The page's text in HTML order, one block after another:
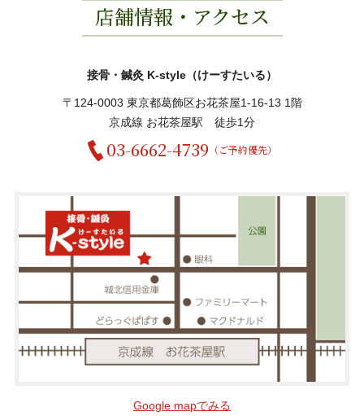
店舗情報・アクセス
接骨・鍼灸 K-style（けーすたいる）
〒124-0003 東京都葛飾区お花茶屋1-16-13 1階
京成線 お花茶屋駅 徒歩1分
03-6662-4739 （ご予約優先）
Google mapでみる